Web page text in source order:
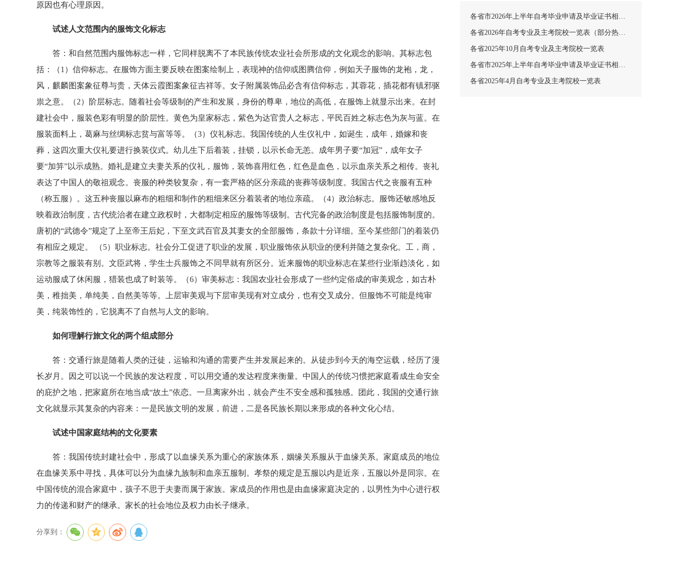
原因也有心理原因。
试述人文范围内的服饰文化标志
答：和自然范围内服饰标志一样，它同样脱离不了本民族传统农业社会所形成的文化观念的影响。其标志包
括：（1）信仰标志。在服饰方面主要反映在图案绘制上，表现神的信仰或图腾信仰，例如天子服饰的龙袍，龙，
风，麒麟图案象征尊与贵，天体云霞图案象征吉祥等。女子附属装饰品必含有信仰标志，其蓉花，插花都有镇邪驱
祟之意。（2）阶层标志。随着社会等级制的产生和发展，身份的尊卑，地位的高低，在服饰上就显示出来。在封
建社会中，服装色彩有明显的阶层性。黄色为皇家标志，紫色为达官贵人之标志，平民百姓之标志色为灰与蓝。在
服装面料上，葛麻与丝绸标志贫与富等等。（3）仪礼标志。我国传统的人生仪礼中，如诞生，成年，婚嫁和丧
葬，这四次重大仪礼要进行换装仪式。幼儿生下后着装，挂锁，以示长命无恙。成年男子要“加冠”，成年女子
要“加笄”以示成熟。婚礼是建立夫妻关系的仪礼，服饰，装饰喜用红色，红色是血色，以示血亲关系之相传。丧礼
表达了中国人的敬祖观念。丧服的种类较复杂，有一套严格的区分亲疏的丧葬等级制度。我国古代之丧服有五种
（称五服）。这五种丧服以麻布的粗细和制作的粗细来区分着装者的地位亲疏。（4）政治标志。服饰还敏感地反
映着政治制度，古代统治者在建立政权时，大都制定相应的服饰等级制。古代完备的政治制度是包括服饰制度的。
唐初的“武德令”规定了上至帝王后妃，下至文武百官及其妻女的全部服饰，条款十分详细。至今某些部门的着装仍
有相应之规定。 （5）职业标志。社会分工促进了职业的发展，职业服饰依从职业的便利并随之复杂化。工，商，
宗教等之服装有别。文臣武将，学生士兵服饰之不同早就有所区分。近来服饰的职业标志在某些行业渐趋淡化，如
运动服成了休闲服，猎装也成了时装等。（6）审美标志：我国农业社会形成了一些约定俗成的审美观念，如古朴
美，稚拙美，单纯美，自然美等等。上层审美观与下层审美现有对立成分，也有交叉成分。但服饰不可能是纯审
美，纯装饰性的，它脱离不了自然与人文的影响。
如何理解行旅文化的两个组成部分
答：交通行旅是随着人类的迁徒，运输和沟通的需要产生并发展起来的。从徒步到今天的海空运载，经历了漫
长岁月。因之可以说一个民族的发达程度，可以用交通的发达程度来衡量。中国人的传统习惯把家庭看成生命安全
的庇护之地，把家庭所在地当成“故土”依恋。一旦离家外出，就会产生不安全感和孤独感。团此，我国的交通行旅
文化就显示其复杂的内容来：一是民族文明的发展，前进，二是各民族长期以来形成的各种文化心结。
试述中国家庭结构的文化要素
答：我国传统封建社会中，形成了以血缘关系为重心的家族体系，姻缘关系服从于血缘关系。家庭成员的地位
在血缘关系中寻找，具体可以分为血缘九族制和血亲五服制。孝祭的规定是五服以内是近亲，五服以外是同宗。在
中国传统的混合家庭中，孩子不思于夫妻而属于家族。家成员的作用也是由血缘家庭决定的，以男性为中心进行权
力的传递和财产的继承。家长的社会地位及权力由长子继承。
分享到：
各省市2026年上半年自考毕业申请及毕业证书相关安排汇总
各省2026年自考专业及主考院校一览表（部分热门专业）
各省2025年10月自考专业及主考院校一览表
各省市2025年上半年自考毕业申请及毕业证书相关安排汇总
各省2025年4月自考专业及主考院校一览表